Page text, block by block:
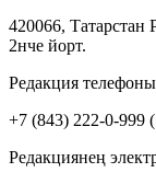
420066, Татарстан
2нче йорт.
Редакция
+7 (843) 222-0-999
Редакциянең